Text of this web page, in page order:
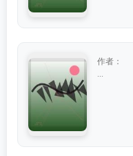
作者：